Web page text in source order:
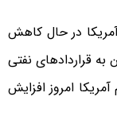
در حال کاهش
قراردادهای نفتی
امروز افزایش